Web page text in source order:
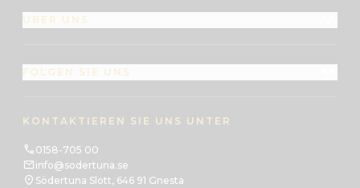
ÜBER UNS
FOLGEN SIE UNS
KONTAKTIEREN SIE UNS UNTER
0158-705 00
info@sodertuna.se
Södertuna Slott, 646 91 Gnesta